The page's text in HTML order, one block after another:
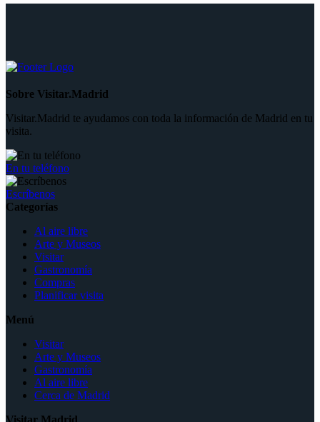
Sobre Visitar.Madrid
Visitar.Madrid te ayudamos con toda la información de Madrid en tu
visita.
En tu teléfono
Escríbenos
Categorías
Al aire libre
Arte y Museos
Visitar
Gastronomía
Compras
Planificar visita
Menú
Visitar
Arte y Museos
Gastronomía
Al aire libre
Cerca de Madrid